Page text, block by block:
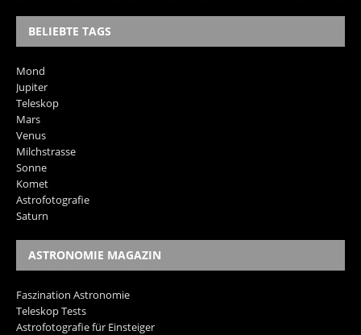
BELIEBTE TAGS
Mond
Jupiter
Teleskop
Mars
Venus
Milchstrasse
Sonne
Komet
Astrofotografie
Saturn
ASTRONOMIE MAGAZIN
Faszination Astronomie
Teleskop Tests
Astrofotografie für Einsteiger